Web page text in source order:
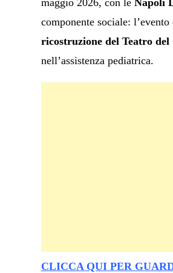
maggio 2026, con le Napoli
componente sociale:
ricostruzione del Teatro
nell’assistenza pediatrica.
CLICCA QUI PER